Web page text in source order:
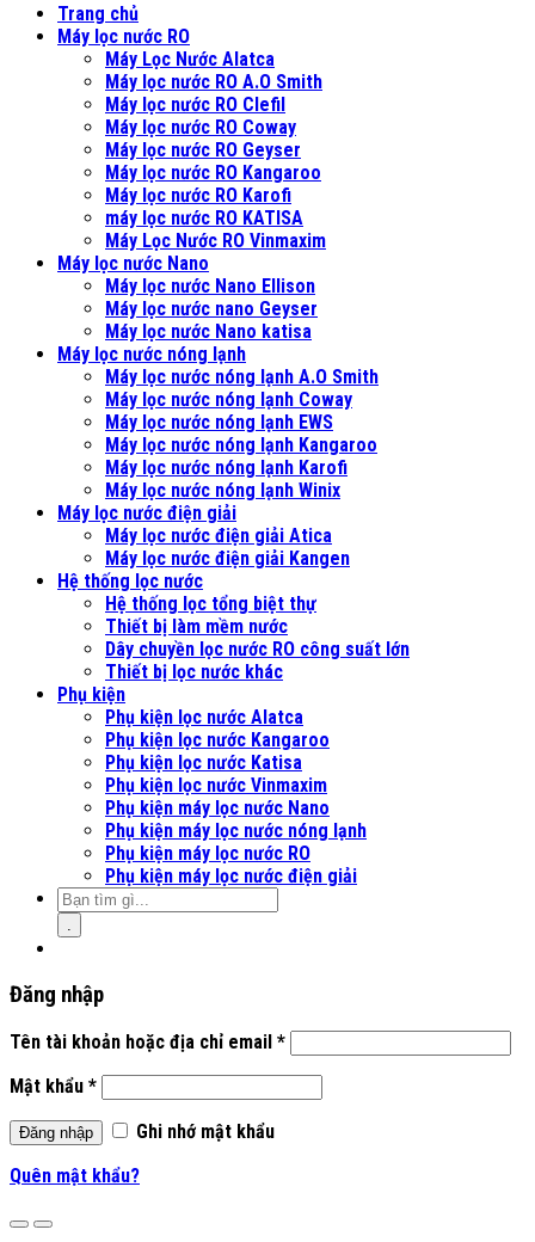
Trang chủ
Máy lọc nước RO
Máy Lọc Nước Alatca
Máy lọc nước RO A.O Smith
Máy lọc nước RO Clefil
Máy lọc nước RO Coway
Máy lọc nước RO Geyser
Máy lọc nước RO Kangaroo
Máy lọc nước RO Karofi
máy lọc nước RO KATISA
Máy Lọc Nước RO Vinmaxim
Máy lọc nước Nano
Máy lọc nước Nano Ellison
Máy lọc nước nano Geyser
Máy lọc nước Nano katisa
Máy lọc nước nóng lạnh
Máy lọc nước nóng lạnh A.O Smith
Máy lọc nước nóng lạnh Coway
Máy lọc nước nóng lạnh EWS
Máy lọc nước nóng lạnh Kangaroo
Máy lọc nước nóng lạnh Karofi
Máy lọc nước nóng lạnh Winix
Máy lọc nước điện giải
Máy lọc nước điện giải Atica
Máy lọc nước điện giải Kangen
Hệ thống lọc nước
Hệ thống lọc tổng biệt thự
Thiết bị làm mềm nước
Dây chuyền lọc nước RO công suất lớn
Thiết bị lọc nước khác
Phụ kiện
Phụ kiện lọc nước Alatca
Phụ kiện lọc nước Kangaroo
Phụ kiện lọc nước Katisa
Phụ kiện lọc nước Vinmaxim
Phụ kiện máy lọc nước Nano
Phụ kiện máy lọc nước nóng lạnh
Phụ kiện máy lọc nước RO
Phụ kiện máy lọc nước điện giải
Đăng nhập
Tên tài khoản hoặc địa chỉ email *
Mật khẩu *
Đăng nhập
Ghi nhớ mật khẩu
Quên mật khẩu?